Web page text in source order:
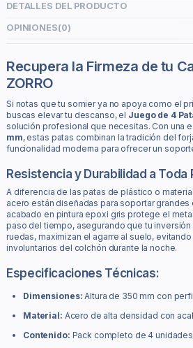
DETALLES DEL PRODUCTO
OPINIONES(0)
Recupera la Firmeza de tu
ZORRO
Si notas que tu somier ya no apoya como el
buscas elevar tu descanso, el Juego de 4
solución profesional que necesitas. Con una
mm, estas patas combinan la tradición del
funcionalidad moderna para ofrecer un
Resistencia y Durabilidad a Toda
A diferencia de las patas de plástico o
acero están diseñadas para soportar grandes
acabado en pintura epoxi gris protege el
paso del tiempo, asegurando que tu inversión
ruedas, maximizan el agarre al suelo,
involuntarios del colchón durante la noche.
Especificaciones Técnicas:
Dimensiones: Altura de 350 mm con
Material: Acero de alta densidad con
Contenido: Pack completo de 4